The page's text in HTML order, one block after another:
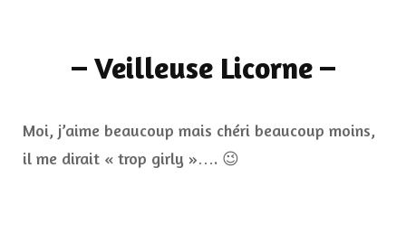
– Veilleuse Licorne–
Moi, j’aime beaucoup mais chéri beaucoup moins,
il me dirait « trop girly »…. 😉